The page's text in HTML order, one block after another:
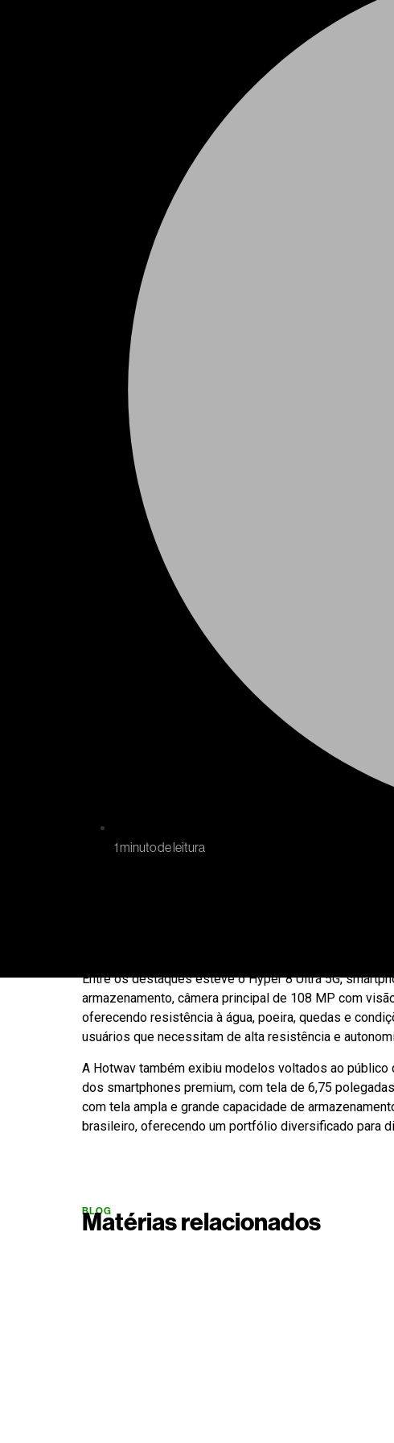
1 minuto de leitura
Entre os destaques esteve o Hyper 8 Ultra 5G,
armazenamento, câmera principal de 108 MP com
oferecendo resistência à água, poeira, quedas e
usuários que necessitam de alta resistência e
A Hotwav também exibiu modelos voltados ao
dos smartphones premium, com tela de 6,75
com tela ampla e grande capacidade de
brasileiro, oferecendo um portfólio diversificado para
BLOG
Matérias relacionados